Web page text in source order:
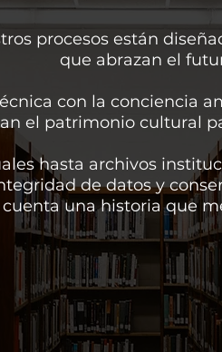
procesos están
que abrazan el
con la conciencia
el patrimonio cultural
hasta archivos
de datos y
una historia que